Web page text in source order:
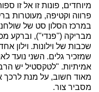
מיוחדים, פונות זו אל זו
פרווה וקטיפה, מעוטרות
במרכז הסלון סט של
מבריקה (''פנדי''), וברקע
שכבות של וילונות. וילון
שמזכיר גלים. השני נועד
אמיתיות. "לטקסטיל יש
מאוד חשוב, על מנת לרכך
מסביר צור.